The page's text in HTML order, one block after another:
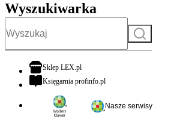
Wyszukiwarka
Szukaj
Sklep LEX.plotwiera się w nowej karcie
Księgarnia profinfo.plotwiera się w nowej karcie
Nasze serwisy